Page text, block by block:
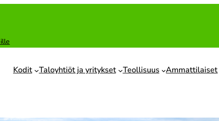
Kodit Taloyhtiöt ja yritykset Teollisuus Ammattilaiset